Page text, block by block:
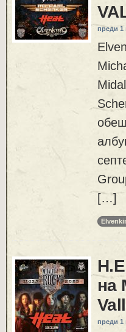
преди 1
[…]
на
преди 1